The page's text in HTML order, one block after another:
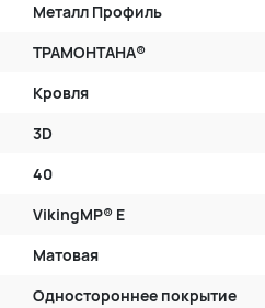
Металл Профиль
ТРАМОНТАНА®
Кровля
3D
40
VikingMP® E
Матовая
Одностороннее покрытие